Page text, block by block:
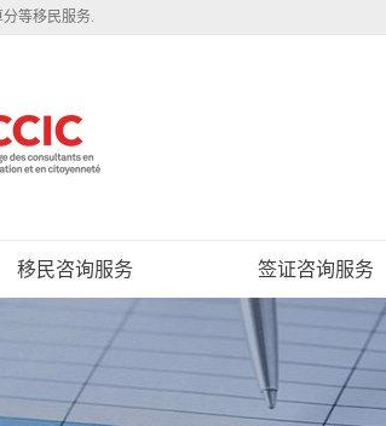
等移民服务.
移民咨询服务 签证咨询服务